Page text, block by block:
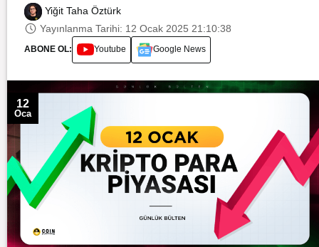
Yiğit Taha Öztürk
Yayınlanma Tarihi: 12 Ocak 2025 21:10:38
ABONE OL: Youtube Google News
12
Oca